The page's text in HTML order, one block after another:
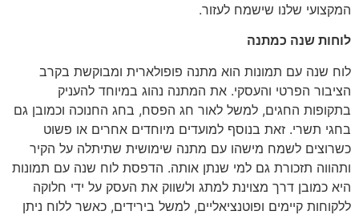
המקצועי שלנו שישמח לעזור.
לוחות שנה כמתנה
לוח שנה עם תמונות הוא מתנה פופולארית ומבוקשת בקרב
הציבור הפרטי והעסקי. את המתנה נהוג במיוחד להעניק
בתקופות החגים, למשל לאור חג הפסח, בחג החנוכה וכמובן גם
בחגי תשרי. זאת בנוסף למועדים מיוחדים אחרים או פשוט
כשרוצים לשמח מישהו עם מתנה שימושית שתיתלה על הקיר
ותהווה תזכורת גם למי שנתן אותה. הדפסת לוח שנה עם תמונות
היא כמובן דרך מצוינת למתג ולשווק את העסק על ידי חלוקה
ללקוחות קיימים ופוטנציאליים, למשל בירידים, כאשר ללוח ניתן